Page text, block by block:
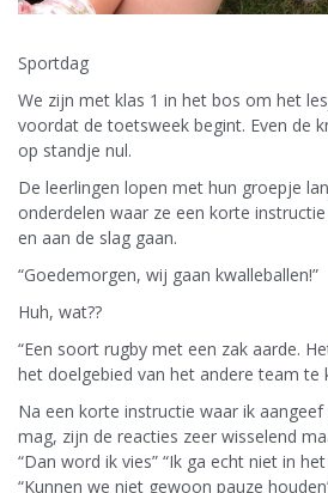
Sportdag
We zijn met klas 1 in het bos om het
voordat de toetsweek begint. Even de
op standje nul.
De leerlingen lopen met hun groepje
onderdelen waar ze een korte
en aan de slag gaan.
“Goedemorgen, wij gaan kwalleballen!”
Huh, wat??
“Een soort rugby met een zak aarde.
het doelgebied van het andere team te
Na een korte instructie waar ik
mag, zijn de reacties zeer wisselend
“Dan word ik vies” “Ik ga echt niet in het
“Kunnen we niet gewoon pauze